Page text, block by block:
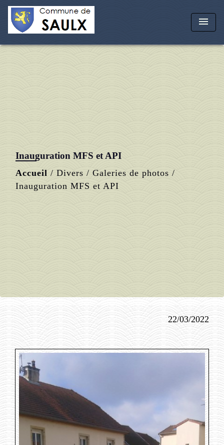
menu
Inauguration MFS et API
Accueil / Divers / Galeries de photos /
Inauguration MFS et API
22/03/2022